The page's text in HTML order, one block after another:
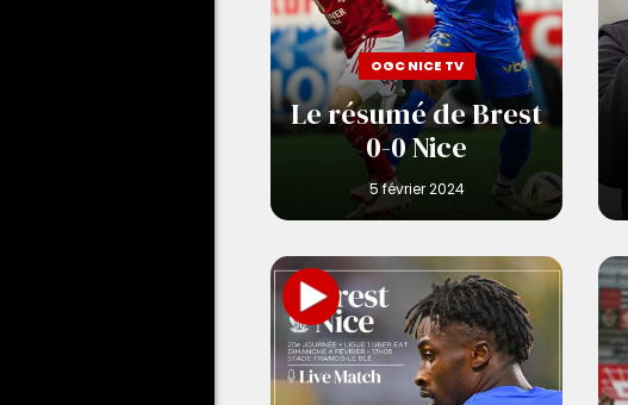
OGC NICE TV
Le résumé de Brest
0-0 Nice